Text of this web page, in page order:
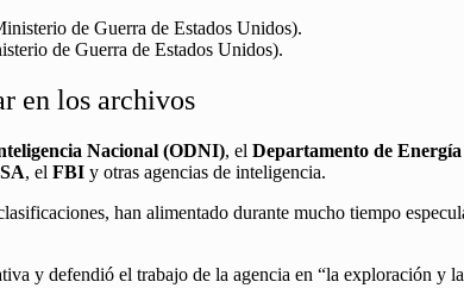
de Guerra de Estados Unidos).
en los archivos
Nacional (ODNI), el Departamento de
, el FBI y otras agencias de inteligencia.
han alimentado durante mucho tiempo
y defendió el trabajo de la agencia en “la exploración y